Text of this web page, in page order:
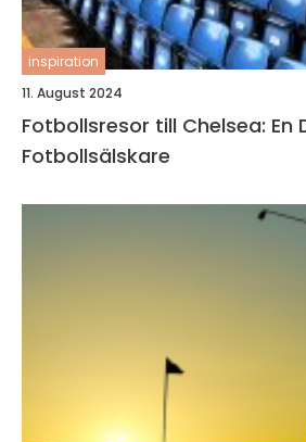
inspiration
11. August 2024
Fotbollsresor till Chelsea: En
Fotbollsälskare